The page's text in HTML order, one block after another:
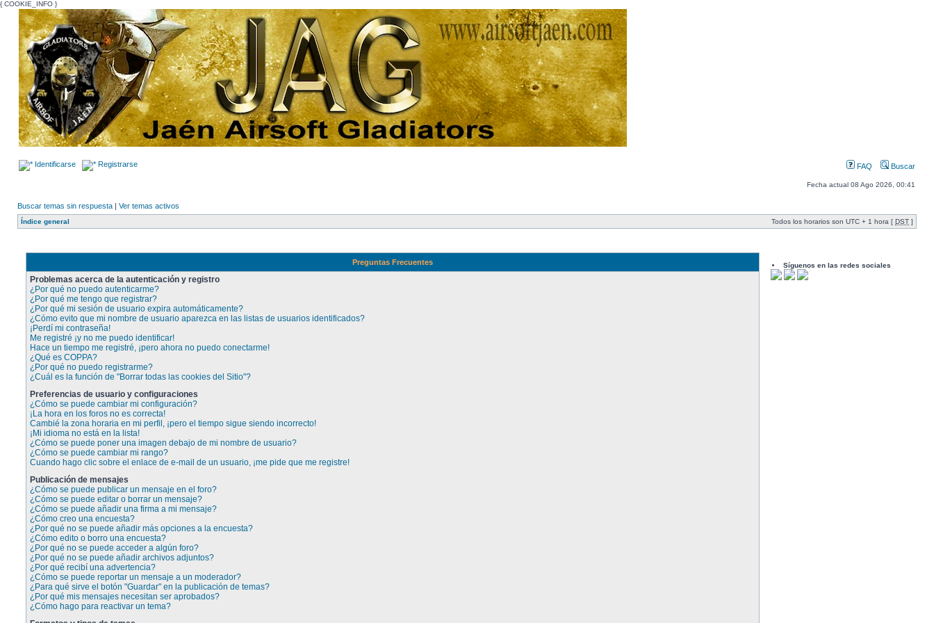
{ COOKIE_INFO }
Identificarse Registrarse FAQ Buscar
Fecha actual 08 Ago 2026, 00:41
Buscar temas sin respuesta | Ver temas activos
Índice general Todos los horarios son UTC + 1 hora [ DST ]
Preguntas Frecuentes
Problemas acerca de la autenticación y registro
¿Por qué no puedo autenticarme?
¿Por qué me tengo que registrar?
¿Por qué mi sesión de usuario expira automáticamente?
¿Cómo evito que mi nombre de usuario aparezca en las listas de usuarios identificados?
¡Perdí mi contraseña!
Me registré ¡y no me puedo identificar!
Hace un tiempo me registré, ¡pero ahora no puedo conectarme!
¿Qué es COPPA?
¿Por qué no puedo registrarme?
¿Cuál es la función de "Borrar todas las cookies del Sitio"?
Preferencias de usuario y configuraciones
¿Cómo se puede cambiar mi configuración?
¡La hora en los foros no es correcta!
Cambié la zona horaria en mi perfil, ¡pero el tiempo sigue siendo incorrecto!
¡Mi idioma no está en la lista!
¿Cómo se puede poner una imagen debajo de mi nombre de usuario?
¿Cómo se puede cambiar mi rango?
Cuando hago clic sobre el enlace de e-mail de un usuario, ¡me pide que me registre!
Publicación de mensajes
¿Cómo se puede publicar un mensaje en el foro?
¿Cómo se puede editar o borrar un mensaje?
¿Cómo se puede añadir una firma a mi mensaje?
¿Cómo creo una encuesta?
¿Por qué no se puede añadir más opciones a la encuesta?
¿Cómo edito o borro una encuesta?
¿Por qué no se puede acceder a algún foro?
¿Por qué no se puede añadir archivos adjuntos?
¿Por qué recibí una advertencia?
¿Cómo se puede reportar un mensaje a un moderador?
¿Para qué sirve el botón "Guardar" en la publicación de temas?
¿Por qué mis mensajes necesitan ser aprobados?
¿Cómo hago para reactivar un tema?
Síguenos en las redes sociales